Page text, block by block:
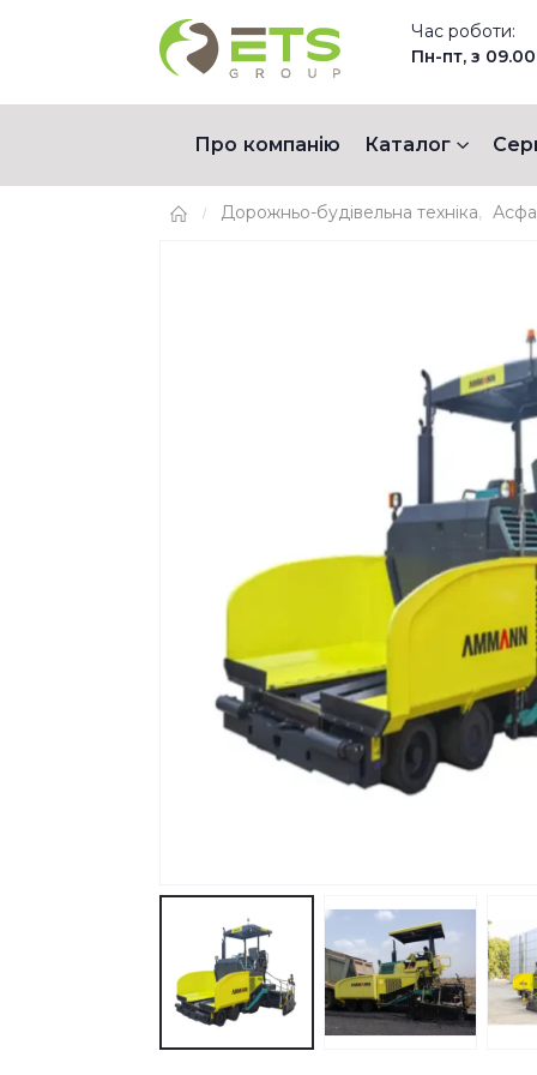
Час роботи:
Пн-пт, з
Про компанію Каталог
Дорожньо-будівельна техніка,